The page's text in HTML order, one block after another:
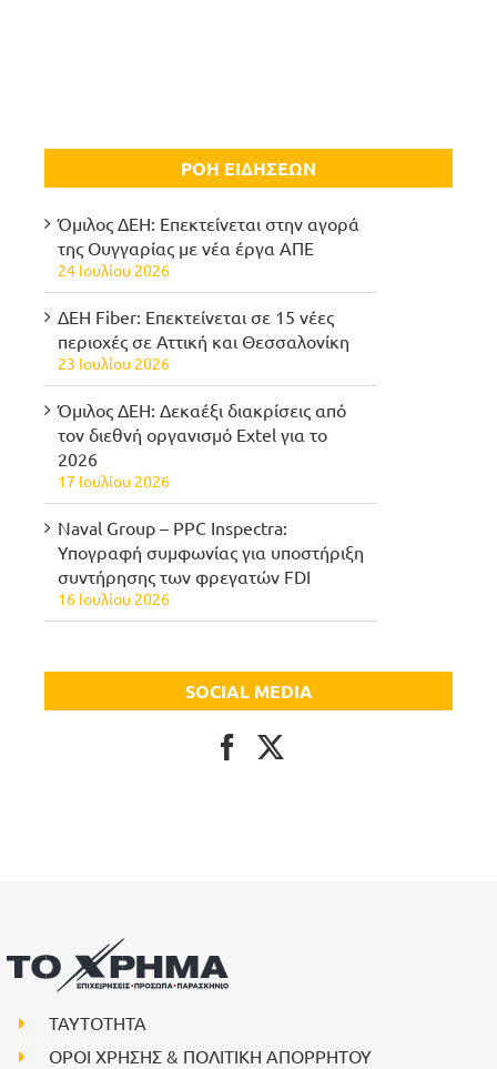
ΡΟΗ ΕΙΔΗΣΕΩΝ
Όμιλος ΔΕΗ: Επεκτείνεται στην αγορά
της Ουγγαρίας με νέα έργα ΑΠΕ
24 Ιουλίου 2026
ΔΕΗ Fiber: Επεκτείνεται σε 15 νέες
περιοχές σε Αττική και Θεσσαλονίκη
23 Ιουλίου 2026
Όμιλος ΔΕΗ: Δεκαέξι διακρίσεις από
τον διεθνή οργανισμό Extel για το
2026
17 Ιουλίου 2026
Naval Group – PPC Inspectra:
Υπογραφή συμφωνίας για υποστήριξη
συντήρησης των φρεγατών FDI
16 Ιουλίου 2026
SOCIAL MEDIA
ΤΑΥΤΟΤΗΤΑ
ΟΡΟΙ ΧΡΗΣΗΣ & ΠΟΛΙΤΙΚΗ ΑΠΟΡΡΗΤΟΥ